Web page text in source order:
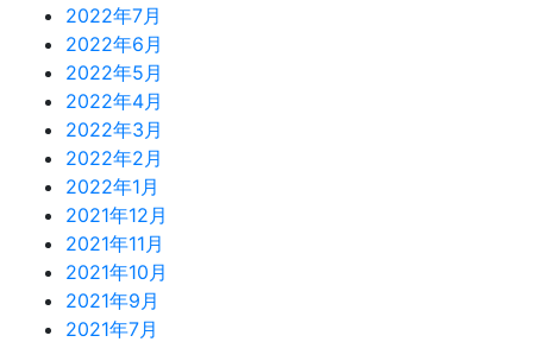
2022年7月
2022年6月
2022年5月
2022年4月
2022年3月
2022年2月
2022年1月
2021年12月
2021年11月
2021年10月
2021年9月
2021年7月